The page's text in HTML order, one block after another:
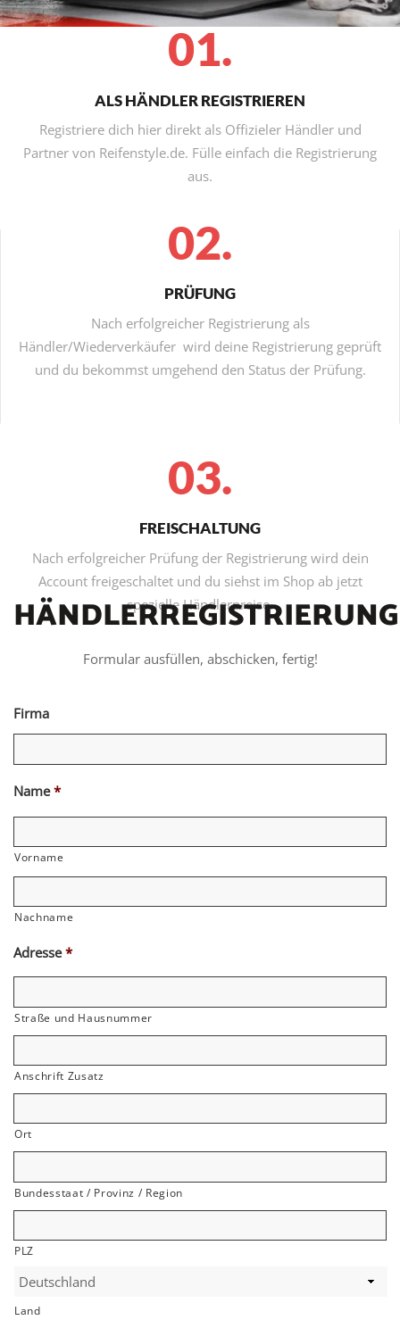
01.
ALS HÄNDLER REGISTRIEREN
Registriere dich hier direkt als Offizieler Händler und
Partner von Reifenstyle.de. Fülle einfach die Registrierung
aus.
02.
PRÜFUNG
Nach erfolgreicher Registrierung als
Händler/Wiederverkäufer wird deine Registrierung geprüft
und du bekommst umgehend den Status der Prüfung.
03.
FREISCHALTUNG
Nach erfolgreicher Prüfung der Registrierung wird dein
Account freigeschaltet und du siehst im Shop ab jetzt
spezielle Händlerpreise.
HÄNDLERREGISTRIERUNG
Formular ausfüllen, abschicken, fertig!
Firma
Name *
Vorname
Nachname
Adresse *
Straße und Hausnummer
Anschrift Zusatz
Ort
Bundesstaat / Provinz / Region
PLZ
Land